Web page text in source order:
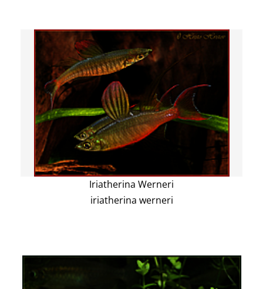
Iriatherina Werneri
iriatherina werneri